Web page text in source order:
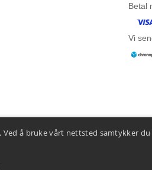
Betal
Vi
å bruke vårt nettsted samtykker du